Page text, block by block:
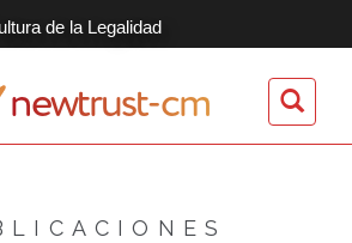
de la Legalidad
newtrust-cm